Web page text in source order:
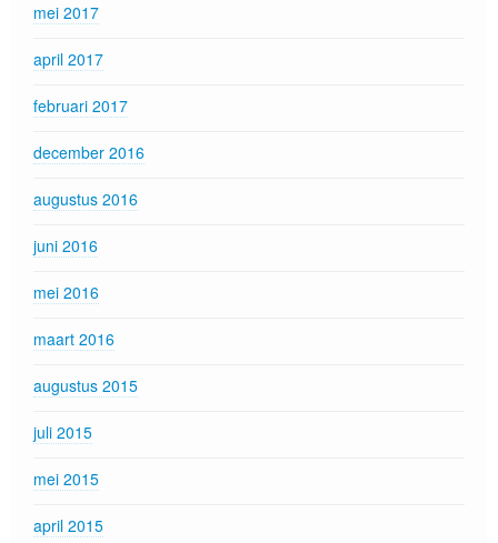
mei 2017
april 2017
februari 2017
december 2016
augustus 2016
juni 2016
mei 2016
maart 2016
augustus 2015
juli 2015
mei 2015
april 2015